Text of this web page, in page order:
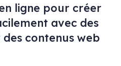
ligne pour créer
avec des
contenus web